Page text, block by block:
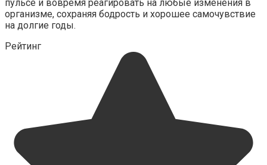
пульсе и вовремя реагировать на любые изменения в
организме, сохраняя бодрость и хорошее самочувствие
на долгие годы.
Рейтинг